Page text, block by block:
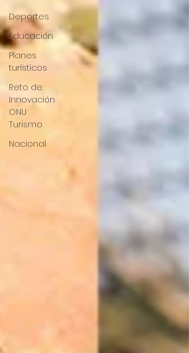
Deportes
Educación
Planes
turísticos
Reto de
Innovación
ONU
Turismo
Nacional